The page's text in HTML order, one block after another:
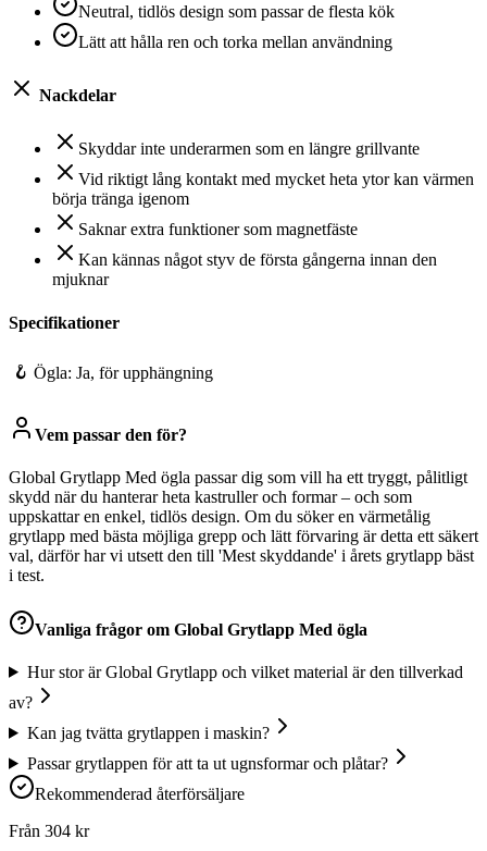
Neutral, tidlös design som passar de flesta kök
Lätt att hålla ren och torka mellan användning
Nackdelar
Skyddar inte underarmen som en längre grillvante
Vid riktigt lång kontakt med mycket heta ytor kan värmen
börja tränga igenom
Saknar extra funktioner som magnetfäste
Kan kännas något styv de första gångerna innan den
mjuknar
Specifikationer
🪝 Ögla: Ja, för upphängning
Vem passar den för?
Global Grytlapp Med ögla passar dig som vill ha ett tryggt, pålitligt
skydd när du hanterar heta kastruller och formar – och som
uppskattar en enkel, tidlös design. Om du söker en värmetålig
grytlapp med bästa möjliga grepp och lätt förvaring är detta ett säkert
val, därför har vi utsett den till 'Mest skyddande' i årets grytlapp bäst
i test.
Vanliga frågor om Global Grytlapp Med ögla
Hur stor är Global Grytlapp och vilket material är den tillverkad
av?
Kan jag tvätta grytlappen i maskin?
Passar grytlappen för att ta ut ugnsformar och plåtar?
Rekommenderad återförsäljare
Från 304 kr